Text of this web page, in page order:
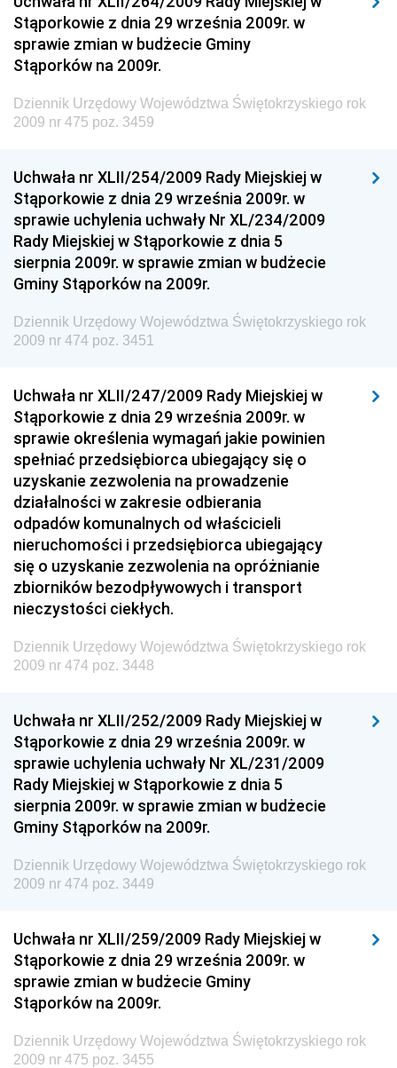
Chemicznego i Lekkiego
Dziennik Urzędowy Ministerstwa Rolnictwa i
Gospodarki Żywnościowej
Dziennik Urzędowy Ministra Rodziny, Pracy i Polityki
Społecznej
Dziennik Urzędowy Ministra Rozwoju
Dziennik Urzędowy Ministra Infrastruktury i
Budownictwa
Dziennik Urzędowy Ministra Gospodarki Morskiej i
Żeglugi Śródlądowej
Dziennik Urzędowy Ministra Energii
Dziennik Urzędowy Ministra Finansów
Dziennik Urzędowy Ministra Rozwoju i Finansów
Dziennik Urzędowy Wyższego Urzędu Górniczego
Dziennik Urzędowy Prezesa Urzędu Transportu
Kolejowego
Dziennik Urzędowy Ministra Przedsiębiorczości i
Technologii
Dziennik Urzędowy Ministra Inwestycji i Rozwoju
Dziennik Urzędowy Naczelnego Dyrektora Archiwów
Państwowych
Dziennik Urzędowy Ministra Finansów, Inwestycji i
Rozwoju
Dziennik Urzędowy Ministra Sportu
Dziennik Urzędowy Ministra Funduszy i Polityki
Regionalnej
Dziennik Urzędowy Ministra Aktywów Państwowych
Dziennik Urzędowy Ministra Zdrowia
Dziennik Urzędowy Ministra Środowiska i Głównego
Inspektora Ochrony Środowiska
Dziennik Urzędowy Ministerstwa Kultury, Dziedzictwa
Narodowego i Sportu
Dziennik Urzędowy Ministra Finansów, Funduszy i
Dziennik Urzędowy Ministra Rozwoju, Pracy i
Stąporkowie z dnia 29 września 2009r. w
sprawie zmian w budżecie Gminy
Stąporków na 2009r.
Dziennik Urzędowy Województwa Świętokrzyskiego rok
2009 nr 475 poz. 3459
Uchwała nr XLII/254/2009 Rady Miejskiej w
Stąporkowie z dnia 29 września 2009r. w
sprawie uchylenia uchwały Nr XL/234/2009
Rady Miejskiej w Stąporkowie z dnia 5
sierpnia 2009r. w sprawie zmian w budżecie
Gminy Stąporków na 2009r.
Dziennik Urzędowy Województwa Świętokrzyskiego rok
2009 nr 474 poz. 3451
Uchwała nr XLII/247/2009 Rady Miejskiej w
Stąporkowie z dnia 29 września 2009r. w
sprawie określenia wymagań jakie powinien
spełniać przedsiębiorca ubiegający się o
uzyskanie zezwolenia na prowadzenie
działalności w zakresie odbierania
odpadów komunalnych od właścicieli
nieruchomości i przedsiębiorca ubiegający
się o uzyskanie zezwolenia na opróżnianie
zbiorników bezodpływowych i transport
nieczystości ciekłych.
Dziennik Urzędowy Województwa Świętokrzyskiego rok
2009 nr 474 poz. 3448
Uchwała nr XLII/252/2009 Rady Miejskiej w
Stąporkowie z dnia 29 września 2009r. w
sprawie uchylenia uchwały Nr XL/231/2009
Rady Miejskiej w Stąporkowie z dnia 5
sierpnia 2009r. w sprawie zmian w budżecie
Gminy Stąporków na 2009r.
Dziennik Urzędowy Województwa Świętokrzyskiego rok
2009 nr 474 poz. 3449
Uchwała nr XLII/259/2009 Rady Miejskiej w
Stąporkowie z dnia 29 września 2009r. w
sprawie zmian w budżecie Gminy
Stąporków na 2009r.
Dziennik Urzędowy Województwa Świętokrzyskiego rok
2009 nr 475 poz. 3455